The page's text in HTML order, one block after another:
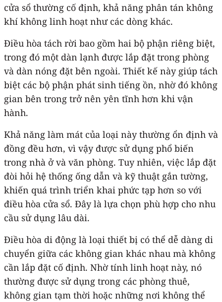
cửa sổ thường cố định, khả năng phân tán không
khí không linh hoạt như các dòng khác.
Điều hòa tách rời bao gồm hai bộ phận riêng biệt,
trong đó một dàn lạnh được lắp đặt trong phòng
và dàn nóng đặt bên ngoài. Thiết kế này giúp tách
biệt các bộ phận phát sinh tiếng ồn, nhờ đó không
gian bên trong trở nên yên tĩnh hơn khi vận
hành.
Khả năng làm mát của loại này thường ổn định và
đồng đều hơn, vì vậy được sử dụng phổ biến
trong nhà ở và văn phòng. Tuy nhiên, việc lắp đặt
đòi hỏi hệ thống ống dẫn và kỹ thuật gắn tường,
khiến quá trình triển khai phức tạp hơn so với
điều hòa cửa sổ. Đây là lựa chọn phù hợp cho nhu
cầu sử dụng lâu dài.
Điều hòa di động là loại thiết bị có thể dễ dàng di
chuyển giữa các không gian khác nhau mà không
cần lắp đặt cố định. Nhờ tính linh hoạt này, nó
thường được sử dụng trong các phòng thuê,
không gian tạm thời hoặc những nơi không thể